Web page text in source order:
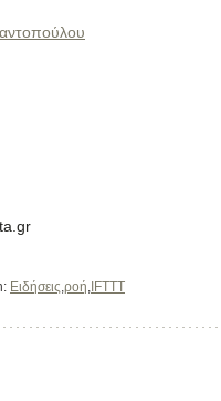
Ειδήσεις,ροή, IFTTT